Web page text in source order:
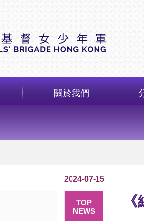
關於我們
2024-07-15
TOP
NEWS